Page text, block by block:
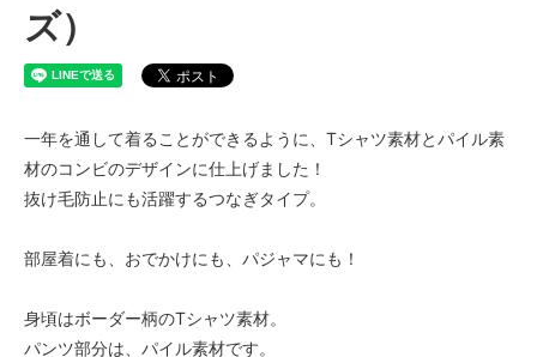
ズ）
一年を通して着ることができるように、Tシャツ素材とパイル素
材のコンビのデザインに仕上げました！
抜け毛防止にも活躍するつなぎタイプ。
部屋着にも、おでかけにも、パジャマにも！
身頃はボーダー柄のTシャツ素材。
パンツ部分は、パイル素材です。